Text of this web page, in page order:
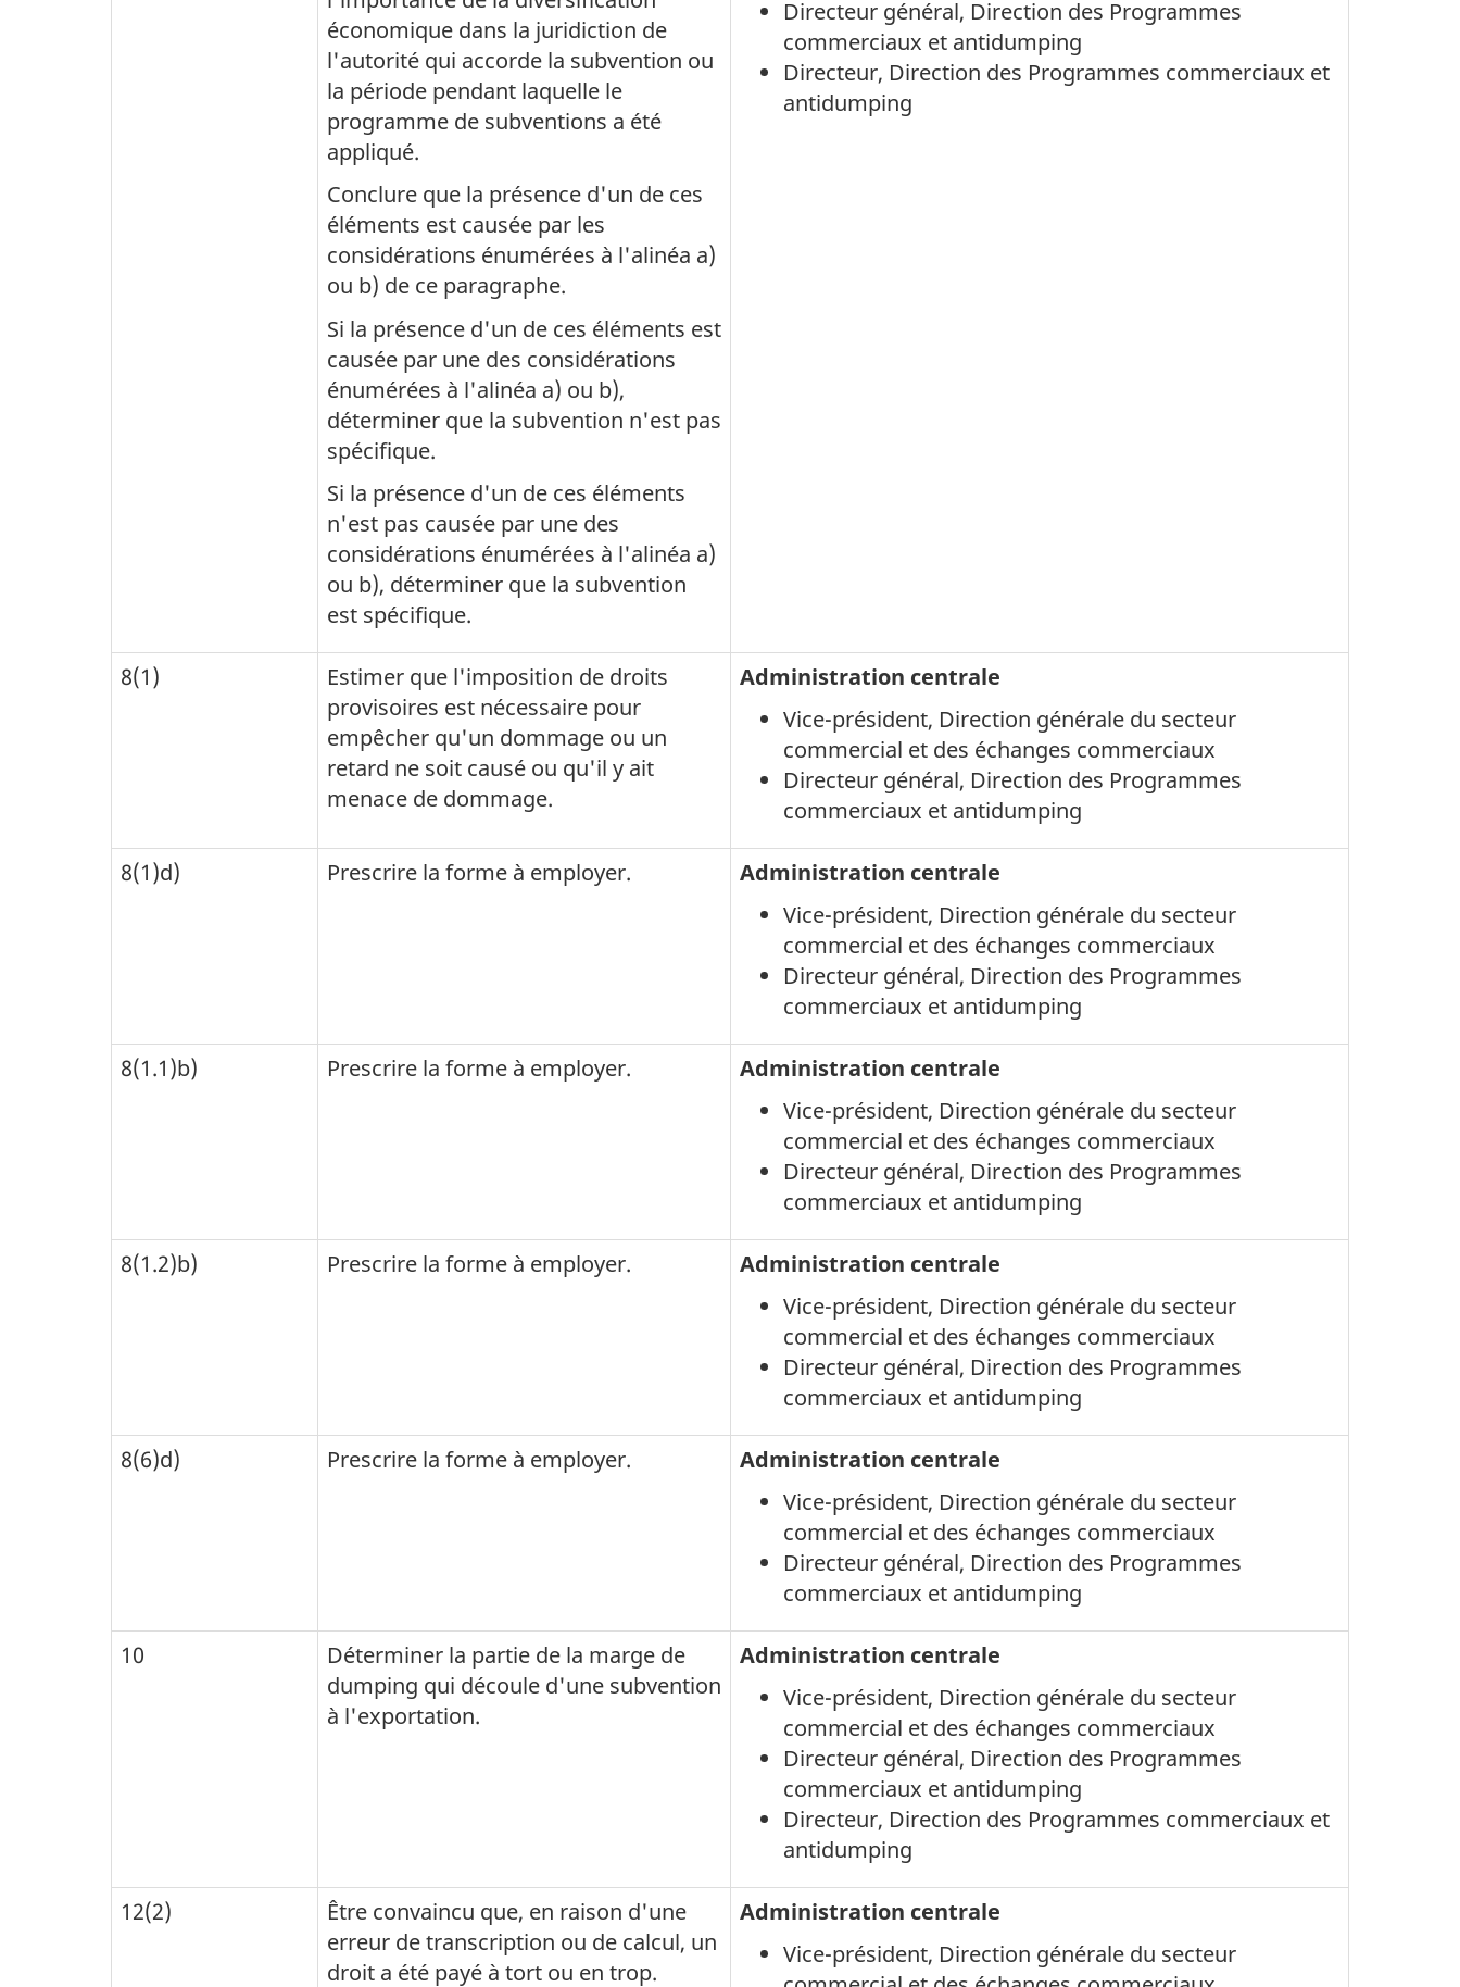
économique dans la juridiction de
l'autorité qui accorde la subvention ou
la période pendant laquelle le
programme de subventions a été
appliqué.
Conclure que la présence d'un de ces
éléments est causée par les
considérations énumérées à l'alinéa a)
ou b) de ce paragraphe.
Si la présence d'un de ces éléments est
causée par une des considérations
énumérées à l'alinéa a) ou b),
déterminer que la subvention n'est pas
spécifique.
Si la présence d'un de ces éléments
n'est pas causée par une des
considérations énumérées à l'alinéa a)
ou b), déterminer que la subvention
est spécifique.
Directeur général, Direction des Programmes
commerciaux et antidumping
Directeur, Direction des Programmes commerciaux et
antidumping
8(1)
Estimer que l'imposition de droits
provisoires est nécessaire pour
empêcher qu'un dommage ou un
retard ne soit causé ou qu'il y ait
menace de dommage.
Administration centrale
Vice-président, Direction générale du secteur
commercial et des échanges commerciaux
Directeur général, Direction des Programmes
commerciaux et antidumping
8(1)d) Prescrire la forme à employer.
Administration centrale
Vice-président, Direction générale du secteur
commercial et des échanges commerciaux
Directeur général, Direction des Programmes
commerciaux et antidumping
8(1.1)b) Prescrire la forme à employer.
Administration centrale
Vice-président, Direction générale du secteur
commercial et des échanges commerciaux
Directeur général, Direction des Programmes
commerciaux et antidumping
8(1.2)b) Prescrire la forme à employer.
Administration centrale
Vice-président, Direction générale du secteur
commercial et des échanges commerciaux
Directeur général, Direction des Programmes
commerciaux et antidumping
8(6)d) Prescrire la forme à employer.
Administration centrale
Vice-président, Direction générale du secteur
commercial et des échanges commerciaux
Directeur général, Direction des Programmes
commerciaux et antidumping
10
Déterminer la partie de la marge de
dumping qui découle d'une subvention
à l'exportation.
Administration centrale
Vice-président, Direction générale du secteur
commercial et des échanges commerciaux
Directeur général, Direction des Programmes
commerciaux et antidumping
Directeur, Direction des Programmes commerciaux et
antidumping
12(2)
Être convaincu que, en raison d'une
erreur de transcription ou de calcul, un
droit a été payé à tort ou en trop.
Administration centrale
Vice-président, Direction générale du secteur